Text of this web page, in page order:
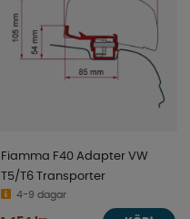
Fiamma F40 Adapter VW
T5/T6 Transporter
4-9 dagar